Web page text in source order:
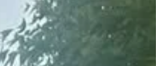
有父母會選擇做宗教儀式俾小天使 除咗以往我哋
紹過嘅 #道教打齋 儀式 今次個案就選擇咗 #佛教儀
式 請 #法師誦經 希望讓小baby離苦得樂